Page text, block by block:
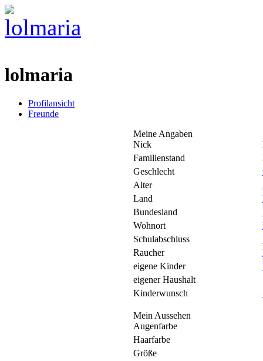
lolmaria
Profilansicht
Freunde
Meine Angaben
Nick
Familienstand
Geschlecht
Alter
Land
Bundesland
Wohnort
Schulabschluss
Raucher
eigene Kinder
eigener Haushalt
Kinderwunsch
Mein Aussehen
Augenfarbe
Haarfarbe
Größe